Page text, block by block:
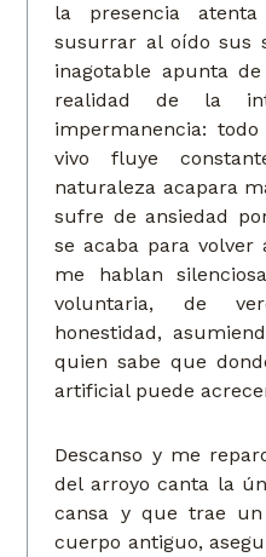
la presencia
susurrar al oído sus
inagotable apunta
realidad de la
impermanencia:
vivo fluye
naturaleza acapara
sufre de ansiedad
se acaba para volver
me hablan
voluntaria, de
honestidad,
quien sabe que
artificial puede
Descanso y me
del arroyo canta la
cansa y que trae
cuerpo antiguo,